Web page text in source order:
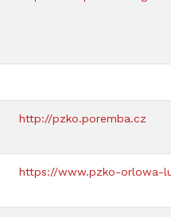
http://pzko.poremba.cz
https://www.pzko-orlowa-